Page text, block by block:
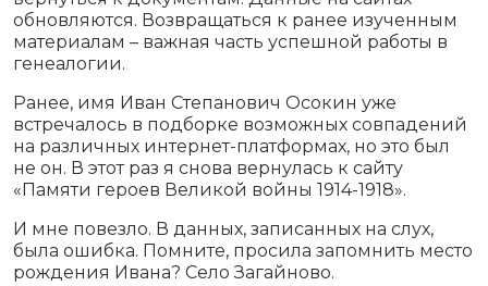
обновляются. Возвращаться к ранее изученным
материалам – важная часть успешной работы в
генеалогии.
Ранее, имя Иван Степанович Осокин уже
встречалось в подборке возможных совпадений
на различных интернет-платформах, но это был
не он. В этот раз я снова вернулась к сайту
«Памяти героев Великой войны 1914-1918».
И мне повезло. В данных, записанных на слух,
была ошибка. Помните, просила запомнить место
рождения Ивана? Село Загайново.